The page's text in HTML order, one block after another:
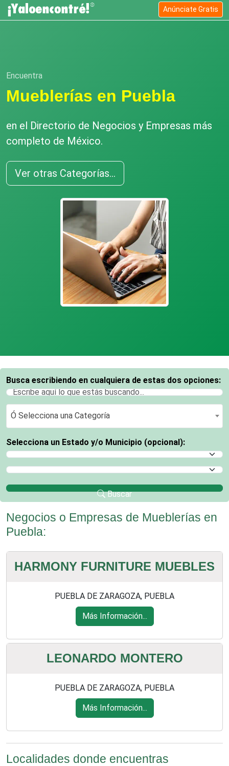
Anúnciate Gratis
Encuentra
Mueblerías en Puebla
en el Directorio de Negocios y Empresas más
completo de México.
Ver otras Categorías...
Busca escribiendo en cualquiera de estas dos opciones:
Ó Selecciona una Categoría
Ó Selecciona una Categoría
Selecciona un Estado y/o Municipio (opcional):
Selecciona un Estado
Selecciona un Municipio
Buscar
Negocios o Empresas de Mueblerías en
Puebla:
HARMONY FURNITURE MUEBLES
PUEBLA DE ZARAGOZA, PUEBLA
Más Información...
LEONARDO MONTERO
PUEBLA DE ZARAGOZA, PUEBLA
Más Información...
Localidades donde encuentras